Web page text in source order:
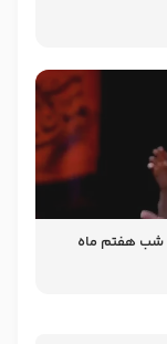
شب هفتم ماه